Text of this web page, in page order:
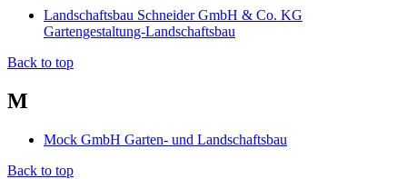
Landschaftsbau Schneider GmbH & Co. KG
Gartengestaltung-Landschaftsbau
Back to top
M
Mock GmbH Garten- und Landschaftsbau
Back to top